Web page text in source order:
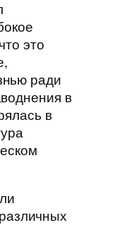
это
ради
в
в